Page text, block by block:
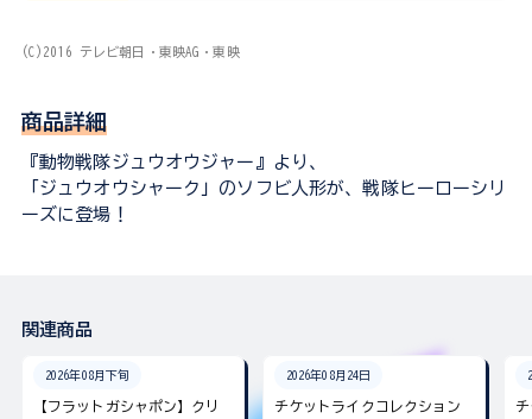
(C)2016 テレビ朝日・東映AG・東映
商品詳細
『動物戦隊ジュウオウジャー』より、
「ジュウオウシャーク」のソフビ人形が、戦隊ヒーローシリ
ーズに登場！
関連商品
2026年08月下旬
【フラットガシャポン】クリ
2026年08月24日
チケットライクコレクション